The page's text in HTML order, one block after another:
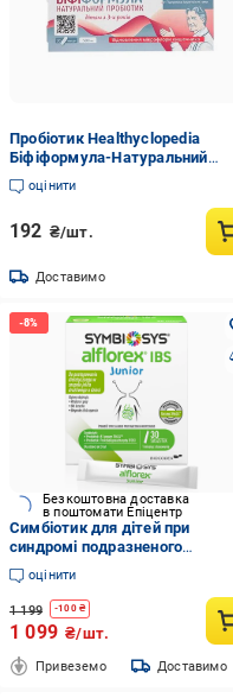
Пробіотик Healthyclopedia
Біфіформула-Натуральний
Пробіотик 30 капс. (000025419)
оцінити
192 ₴/шт.
Доставимо
Безкоштовна доставка
в поштомати Епіцентр
Симбіотик для дітей при
синдромі подразненого
кишечника Symbiosys Alflorex
IBS Junior 30 пакетиків
(33545051)
оцінити
1 199 -100₴
1 099 ₴/шт.
Привеземо Доставимо